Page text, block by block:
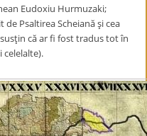
Eudoxiu Hurmuzaki;
Psaltirea Scheiană şi cea
că ar fi fost tradus tot în
celelalte).